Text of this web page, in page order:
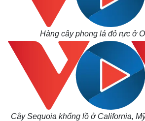
Hàng cây phong lá đỏ rực ở
Cây Sequoia khổng lồ ở California,